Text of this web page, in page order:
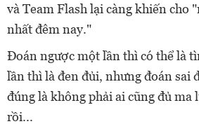
và Team Flash lại càng khiến cho
nhất đêm nay."
Đoán ngược một lần thì có thể là
lần thì là đen đủi, nhưng đoán sai
đúng là không phải ai cũng đủ ma
rồi...